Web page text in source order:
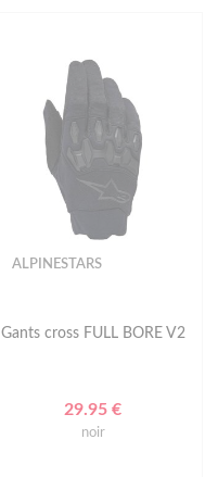
ALPINESTARS
Gants cross FULL BORE V2
29.95 €
noir